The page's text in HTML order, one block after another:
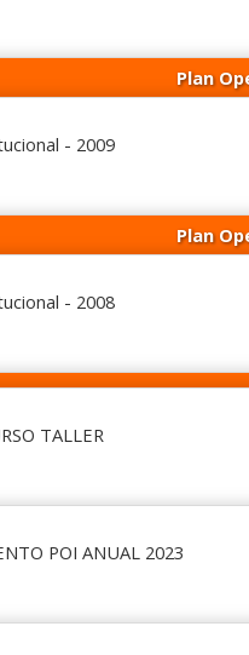
Plan
- 2009
Plan
- 2008
TALLER
POI ANUAL 2023